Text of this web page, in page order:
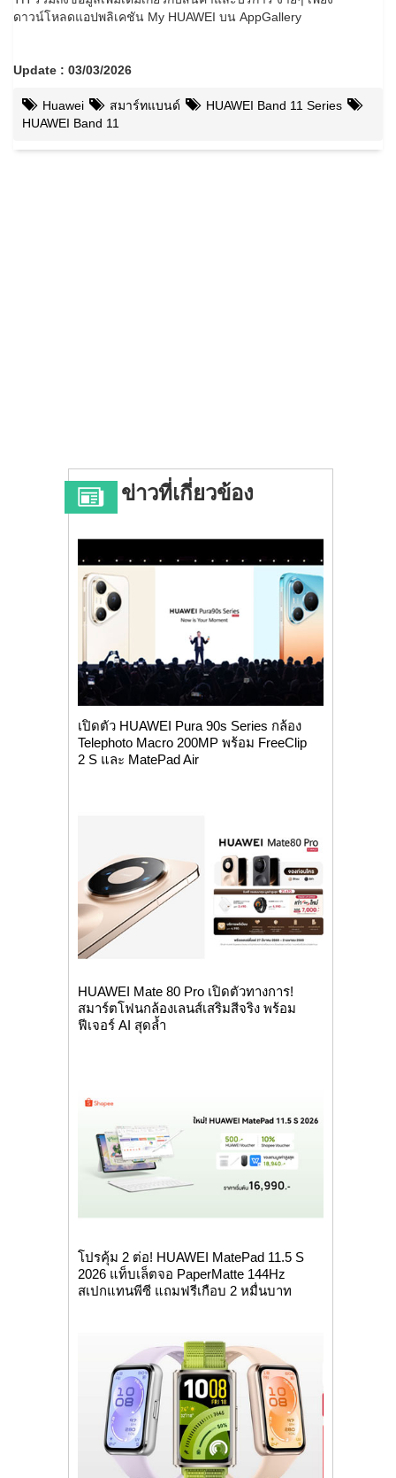
ดาวน์โหลดแอปพลิเคชัน My HUAWEI บน AppGallery
Update : 03/03/2026
Huawei สมาร์ทแบนด์
HUAWEI Band 11 Series
HUAWEI Band 11
ข่าวที่เกี่ยวข้อง
เปิดตัว HUAWEI Pura 90s Series กล้อง
Telephoto Macro 200MP พร้อม FreeClip
2 S และ MatePad Air
HUAWEI Mate 80 Pro เปิดตัวทางการ!
สมาร์ตโฟนกล้องเลนส์เสริมสีจริง พร้อม
ฟีเจอร์ AI สุดล้ำ
โปรคุ้ม 2 ต่อ! HUAWEI MatePad 11.5 S
2026 แท็บเล็ตจอ PaperMatte 144Hz
สเปกแทนพีซี แถมฟรีเกือบ 2 หมื่นบาท